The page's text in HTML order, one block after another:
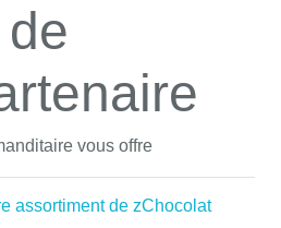
vous offre
assortiment de zChocolat